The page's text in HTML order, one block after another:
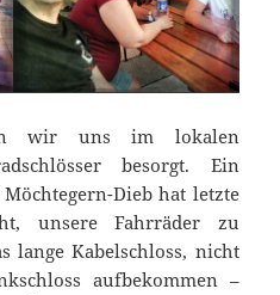
wir uns im lokalen
besorgt. Ein
Dieb hat letzte
unsere Fahrräder zu
lange Kabelschloss, nicht
aufbekommen –